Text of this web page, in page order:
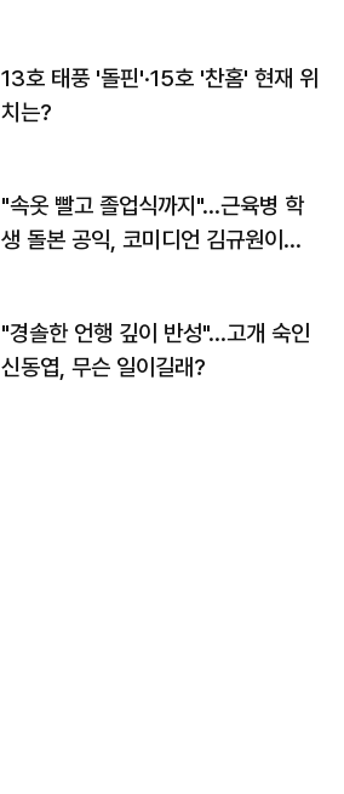
13호 태풍 '돌핀'·15호 '찬홈' 현재 위
치는?
"속옷 빨고 졸업식까지"…근육병 학
생 돌본 공익, 코미디언 김규원이었
"경솔한 언행 깊이 반성"…고개 숙인
신동엽, 무슨 일이길래?